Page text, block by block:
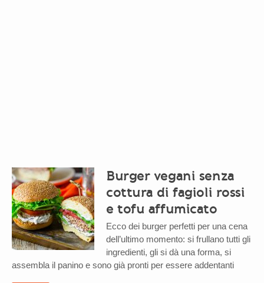
Burger vegani senza
cottura di fagioli rossi
e tofu affumicato
Ecco dei burger perfetti per una cena
dell’ultimo momento: si frullano tutti gli
ingredienti, gli si dà una forma, si
assembla il panino e sono già pronti per essere addentanti